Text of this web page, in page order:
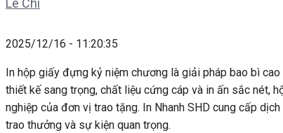
Lê Chi
2025/12/16 - 11:20:35
In hộp giấy đựng kỷ niệm chương là giải pháp bao bì
thiết kế sang trọng, chất liệu cứng cáp và in ấn sắc nét,
nghiệp của đơn vị trao tặng. In Nhanh SHD cung cấp
trao thưởng và sự kiện quan trọng.